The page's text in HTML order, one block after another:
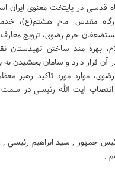
قدسی در پایتخت معنوی ایران
بارگاه مقدس امام هشتم(ع)،
حرم رضوی، ترویج
بهره‌ مند ساختن تهیدستان
قرار دارد و سامان بخشیدن به
موارد مورد تاکید رهبر
انتصاب آیت الله رئیسی در
جمهور , سید ابراهیم رئیسی
,